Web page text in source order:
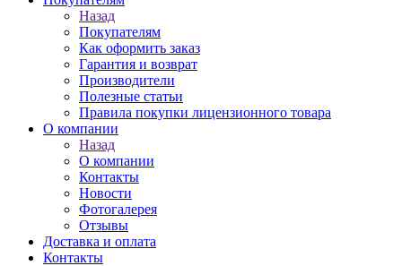
Назад
Покупателям
Как оформить заказ
Гарантия и возврат
Производители
Полезные статьи
Правила покупки лицензионного товара
О компании
Назад
О компании
Контакты
Новости
Фотогалерея
Отзывы
Доставка и оплата
Контакты